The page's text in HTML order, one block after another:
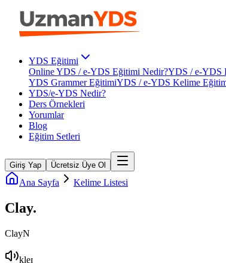
YDS Eğitimi
Online YDS / e-YDS Eğitimi Nedir?YDS / e-YDS
YDS Grammer EğitimiYDS / e-YDS Kelime
YDS/e-YDS Nedir?
Ders Örnekleri
Yorumlar
Blog
Eğitim Setleri
Giriş Yap Ücretsiz Üye Ol
Ana Sayfa Kelime Listesi
Clay.
ClayN
kleɪ